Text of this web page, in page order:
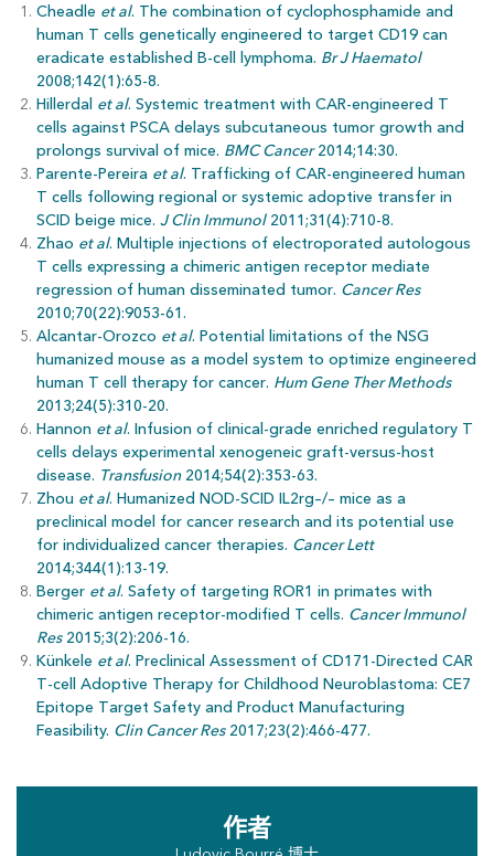
Cheadle et al. The combination of cyclophosphamide and
human T cells genetically engineered to target CD19 can
eradicate established B-cell lymphoma. Br J Haematol
2008;142(1):65-8.
Hillerdal et al. Systemic treatment with CAR-engineered T
cells against PSCA delays subcutaneous tumor growth and
prolongs survival of mice. BMC Cancer2014;14:30.
Parente-Pereira et al. Trafficking of CAR-engineered human
T cells following regional or systemic adoptive transfer in
SCID beige mice. J Clin Immunol2011;31(4):710-8.
Zhao et al. Multiple injections of electroporated autologous
T cells expressing a chimeric antigen receptor mediate
regression of human disseminated tumor. Cancer Res
2010;70(22):9053-61.
Alcantar-Orozco et al. Potential limitations of the NSG
humanized mouse as a model system to optimize engineered
human T cell therapy for cancer. Hum Gene Ther Methods
2013;24(5):310-20.
Hannon et al. Infusion of clinical-grade enriched regulatory T
cells delays experimental xenogeneic graft-versus-host
disease. Transfusion2014;54(2):353-63.
Zhou et al. Humanized NOD-SCID IL2rg–/– mice as a
preclinical model for cancer research and its potential use
for individualized cancer therapies. Cancer Lett
2014;344(1):13-19.
Berger et al. Safety of targeting ROR1 in primates with
chimeric antigen receptor-modified T cells. Cancer Immunol
Res2015;3(2):206-16.
Künkele et al. Preclinical Assessment of CD171-Directed CAR
T-cell Adoptive Therapy for Childhood Neuroblastoma: CE7
Epitope Target Safety and Product Manufacturing
Feasibility. Clin Cancer Res2017;23(2):466-477.
作者